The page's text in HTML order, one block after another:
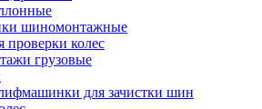
шиномонтажные
проверки колес
грузовые
для зачистки шин